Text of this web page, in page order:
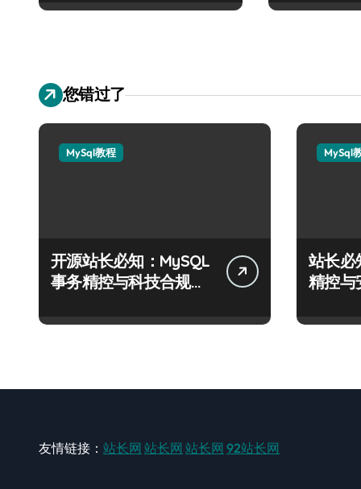
您错过了
MySql教程
开源站长必知：MySQL
事务精控与科技合规风
MySql
站长必
精控与
友情链接： 站长网 站长网 站长网 92站长网